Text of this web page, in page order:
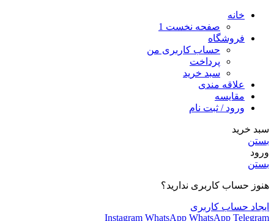
خانه
صفحه نخست 1
فروشگاه
حساب کاربری من
پرداخت
سبد خرید
علاقه مندی
مقایسه
ورود / ثبت نام
سبد خرید
بستن
ورود
بستن
هنوز حساب کاربری ندارید؟
ایجاد حساب کاربری
Instagram WhatsApp WhatsApp Telegram